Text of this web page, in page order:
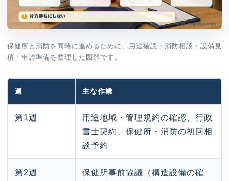
保健所と消防を同時に進めるために、用途確認・消防相談・設備見
積・申請準備を整理した図解です。
週 主な作業
第1週
用途地域・管理規約の確認、行政
書士契約、保健所・消防の初回相
談予約
第2週
保健所事前協議（構造設備の確